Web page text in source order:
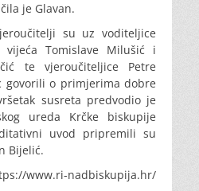
je Glavan.
su uz voditeljice
vijeća Tomislave Milušić i
te vjeroučiteljice Petre
govorili o primjerima dobre
susreta predvodio je
ureda Krčke biskupije
uvod pripremili su
Bijelić.
www.ri-nadbiskupija.hr/